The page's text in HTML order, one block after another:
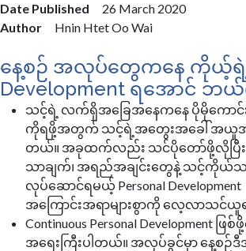
Date Published
26 March 2020
Author
Hnin Htet Oo Wai
နေ့စဉ် အလုပ်တွေကနေ ကိုယ့်ရဲ့
Development ရအောင်
သင့်ရဲ့ လက်ရှိအခြေအနေကနေ ပိုမိုကောင်
ကိုရဖို့အတွက် သင့်ရဲ့အတွေးအခေါ် အယူ
တယ်။ အခုထက်လည်း သင်ပိုတော်ဖို့လိုပြီး
သာချက်၊ အရည်အချင်းတွေနဲ့ သင့်ကိုယ်
လုပ်ဆောင်ရမယ့် Personal
အကြောင်းအရာများစွာကို လေ့လာသင်ယူ
Continuous Personal Development
အရေးကြီးပါတယ်။ အလုပ်ခွင်မှာ နေ့စ